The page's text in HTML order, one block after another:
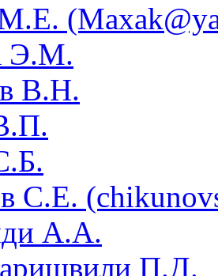
Э.М.
В.Н.
С.Е.
А.А.
П.Д.